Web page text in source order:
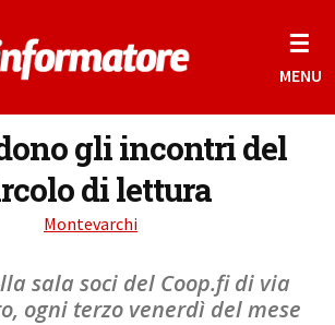
☰
MENU
gli incontri del
di lettura
Montevarchi
sala soci del Coop.fi di via
ogni terzo venerdì del mese